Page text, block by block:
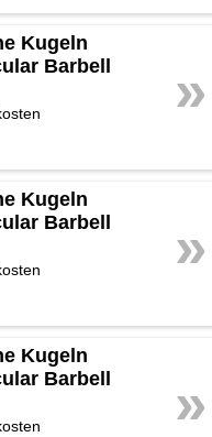
»
Kugeln
Barbell
»
Kugeln
Barbell
»
Kugeln
Barbell